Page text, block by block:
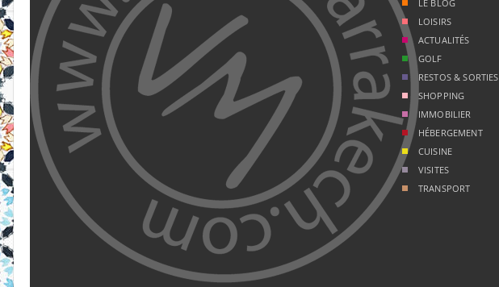
LE BLOG
LOISIRS
ACTUALITÉS
GOLF
RESTOS & SORTIES
SHOPPING
IMMOBILIER
HÉBERGEMENT
CUISINE
VISITES
TRANSPORT